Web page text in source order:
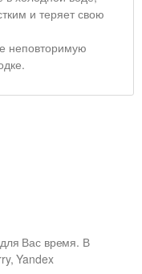
и теряет свою
неповторимую
Вас время. В
Yandex